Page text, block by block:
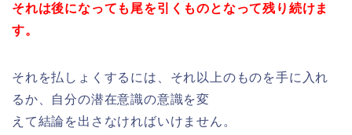
それは後になっても尾を引くものとなって残り続けま
す。
それを払しょくするには、それ以上のものを手に入れ
るか、自分の潜在意識の意識を変
えて結論を出さなければいけません。